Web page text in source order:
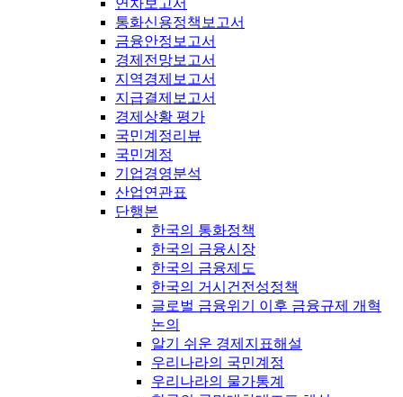
연차보고서
통화신용정책보고서
금융안정보고서
경제전망보고서
지역경제보고서
지급결제보고서
경제상황 평가
국민계정리뷰
국민계정
기업경영분석
산업연관표
단행본
한국의 통화정책
한국의 금융시장
한국의 금융제도
한국의 거시건전성정책
글로벌 금융위기 이후 금융규제 개혁
논의
알기 쉬운 경제지표해설
우리나라의 국민계정
우리나라의 물가통계